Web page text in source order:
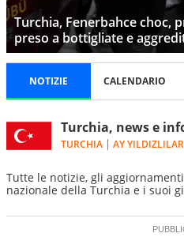
Turchia, Fenerbahce choc,
preso a bottigliate e
Turchia, news e
Tutte le notizie, gli
nazionale della Turchia e i suoi
TURCHIA AY YILDIZLILAR
NOTIZIE CALENDARIO